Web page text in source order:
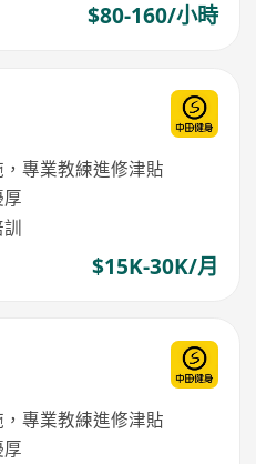
$80-160/小時
專業教練進修津貼
$15K-30K/月
專業教練進修津貼